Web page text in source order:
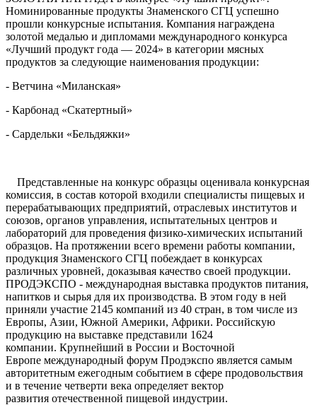
Номинированные продукты Знаменского СГЦ успешно
прошли конкурсные испытания. Компания награждена
золотой медалью и дипломами международного конкурса
«Лучший продукт года — 2024» в категории мясных
продуктов за следующие наименования продукции:
- Ветчина «Миланская»
- Карбонад «Скатертный»
- Сардельки «Бельдяжки»
Представленные на конкурс образцы оценивала конкурсная
комиссия, в состав которой входили специалисты пищевых и
перерабатывающих предприятий, отраслевых институтов и
союзов, органов управления, испытательных центров и
лабораторий для проведения физико-химических испытаний
образцов. На протяжении всего времени работы компании,
продукция Знаменского СГЦ побеждает в конкурсах
различных уровней, доказывая качество своей продукции.
ПРОДЭКСПО - международная выставка продуктов питания,
напитков и сырья для их производства. В этом году в ней
приняли участие 2145 компаний из 40 стран, в том числе из
Европы, Азии, Южной Америки, Африки. Российскую
продукцию на выставке представили 1624
компании. Крупнейший в России и Восточной
Европе международный форум Продэкспо является самым
авторитетным ежегодным событием в сфере продовольствия
и в течение четверти века определяет вектор
развития отечественной пищевой индустрии.